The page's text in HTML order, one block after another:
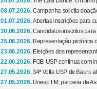
08.07.2026.Campanha solicita
01.07.2026.Abertas inscrições para
30.06.2026.Candidatos inscritos
25.06.2026. Representação pictórica
23.06.2026. Eleições dos
22.06.2026. FOB-USP continua com
27.05.2026.34ª Volta USP de Bauru
27.05.2026. Unesp FM, parceira da